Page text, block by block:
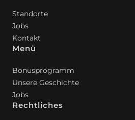
Standorte
Jobs
Kontakt
Menü
Bonusprogramm
Unsere Geschichte
Jobs
Rechtliches